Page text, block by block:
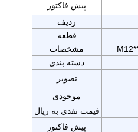
پیش فاکتور
ردیف
قطعه
مشخصات
دسته بندی
تصویر
موجودی
قیمت نقدی به ریال
پیش فاکتور